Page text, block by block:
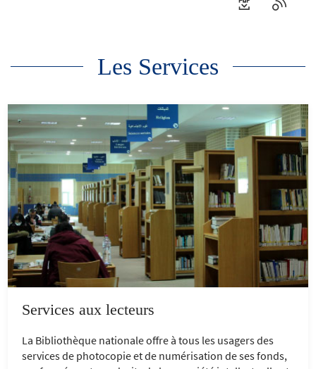
Les Services
Services aux lecteurs
La Bibliothèque nationale offre à tous les usagers des
services de photocopie et de numérisation de ses fonds,